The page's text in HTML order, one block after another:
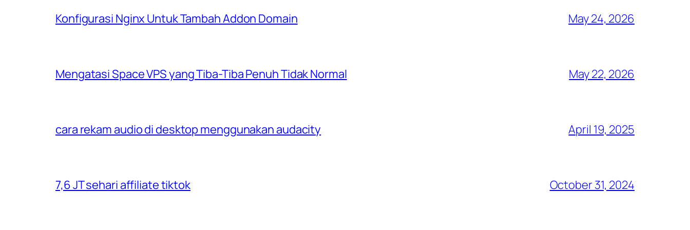
Konfigurasi Nginx Untuk Tambah Addon Domain May 24, 2026
Mengatasi Space VPS yang Tiba-Tiba Penuh Tidak Normal May 22, 2026
cara rekam audio di desktop menggunakan audacity April 19, 2025
7,6 JT sehari affiliate tiktok October 31, 2024